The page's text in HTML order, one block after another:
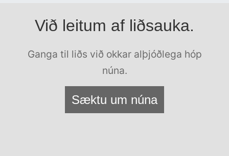
Við leitum af liðsauka.
Ganga til liðs við okkar alþjóðlega hóp
núna.
Sæktu um núna